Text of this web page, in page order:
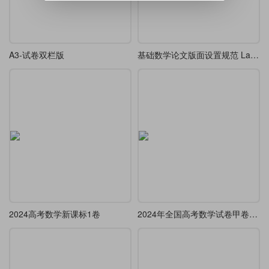
A3-试卷双栏版 基础数学论文版面设置规范 LaTeX 模板
2024高考数学新课标1卷 2024年全国高考数学试卷甲卷文科